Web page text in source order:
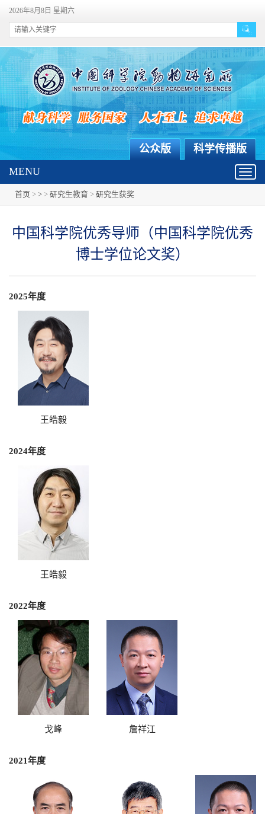
2026年8月8日 星期六
科学传播版
公众版
MENU
首页 > > > 研究生教育 > 研究生获奖
中国科学院优秀导师（中国科学院优秀
博士学位论文奖）
2025年度
王皓毅
2024年度
王皓毅
2022年度
戈峰 詹祥江
2021年度